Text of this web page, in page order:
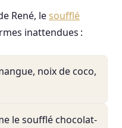
René, lesoufflé
inattendues :
noix de coco,
le soufflé chocolat-